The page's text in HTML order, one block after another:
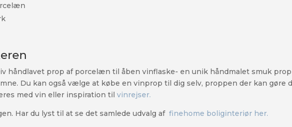
håndlavet prop af porcelæn til åben vinflaske- en unik håndmalet smuk
Du kan også vælge at købe en vinprop til dig selv, proppen der kan gøre
med vin eller inspiration tilvinrejser.
Har du lyst til at se det samlede udvalg affinehome boliginteriør her.